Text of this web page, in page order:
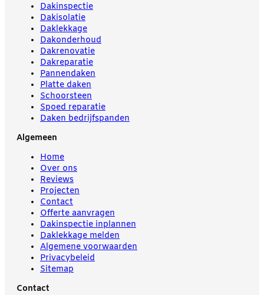
Dakinspectie
Dakisolatie
Daklekkage
Dakonderhoud
Dakrenovatie
Dakreparatie
Pannendaken
Platte daken
Schoorsteen
Spoed reparatie
Daken bedrijfspanden
Algemeen
Home
Over ons
Reviews
Projecten
Contact
Offerte aanvragen
Dakinspectie inplannen
Daklekkage melden
Algemene voorwaarden
Privacybeleid
Sitemap
Contact